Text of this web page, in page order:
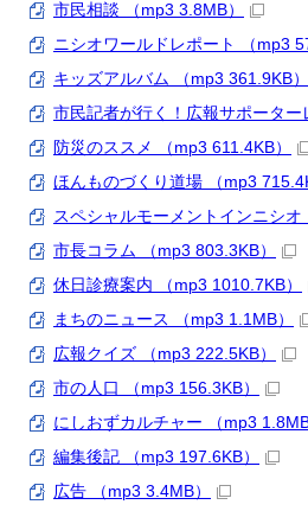
市民相談 （mp3 3.8MB）
ニシオワールドレポート （mp3
キッズアルバム （mp3 361.9KB）
市民記者が行く！広報サポーター
防災のススメ （mp3 611.4KB）
ほんものづくり道場 （mp3
スペシャルモーメントインニシオ
市長コラム （mp3 803.3KB）
休日診療案内 （mp3 1010.7KB）
まちのニュース （mp3 1.1MB）
広報クイズ （mp3 222.5KB）
市の人口 （mp3 156.3KB）
にしおずカルチャー （mp3 1.8MB
編集後記 （mp3 197.6KB）
広告 （mp3 3.4MB）